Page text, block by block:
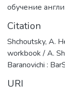
обучение
Citation
Shchoutsky, A.
workbook / A.
Baranovichi :
URI